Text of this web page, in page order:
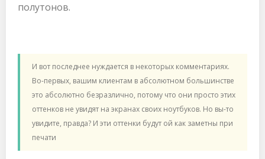
полутонов.
И вот последнее нуждается в некоторых комментариях.
Во-первых, вашим клиентам в абсолютном большинстве
это абсолютно безразлично, потому что они просто этих
оттенков не увидят на экранах своих ноутбуков. Но вы-то
увидите, правда? И эти оттенки будут ой как заметны при
печати